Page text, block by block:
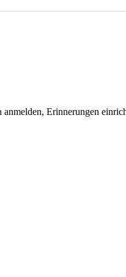
Erinnerungen